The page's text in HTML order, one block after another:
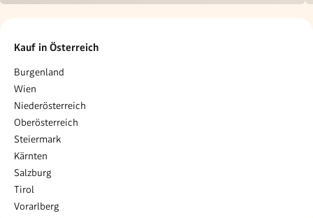
Kauf in Österreich
Burgenland
Wien
Niederösterreich
Oberösterreich
Steiermark
Kärnten
Salzburg
Tirol
Vorarlberg